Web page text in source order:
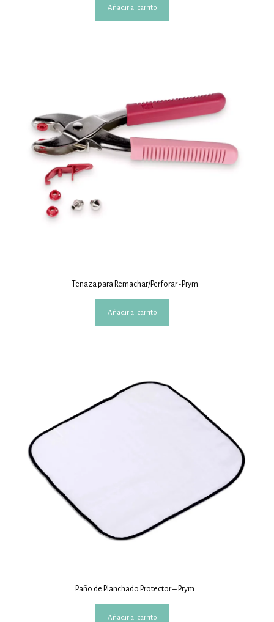
Añadir al carrito
Tenaza para Remachar/Perforar -Prym
Añadir al carrito
Paño de Planchado Protector – Prym
Añadir al carrito